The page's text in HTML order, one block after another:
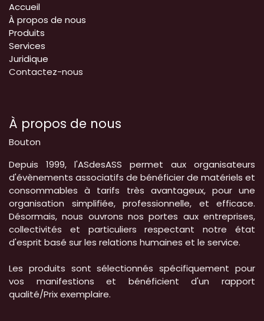
Accueil
À propos de nous
Produits
Services
Juridique
Contactez-nous
À propos de nous
Bouton
Depuis 1999, l'ASdesASS permet aux organisateurs
d'évènements associatifs de bénéficier de matériels et
consommables à tarifs très avantageux, pour une
organisation simplifiée, professionnelle, et efficace.
Désormais, nous ouvrons nos portes aux entreprises,
collectivités et particuliers respectant notre état
d'esprit basé sur les relations humaines et le service.
Les produits sont sélectionnés spécifiquement pour
vos manifestions et bénéficient d'un rapport
qualité/Prix exemplaire.